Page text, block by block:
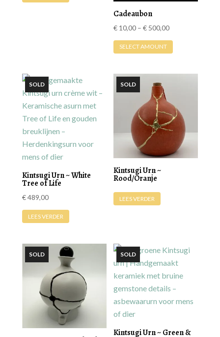
Cadeaubon
€ 10,00 – € 500,00Prijsklasse:
€ 10,00
tot
SELECT AMOUNT
Dit
product
Deze
optie
kan
gekozen
worden
Kintsugi Urn ~ White
Tree of Life
€489,00
LEES VERDER
Kintsugi Urn ~
Rood/Oranje
LEES VERDER
Kintsugi Urn ~ Green &